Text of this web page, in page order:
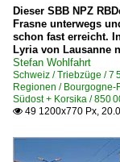
Dieselloks |
Y 7000 ·
Dieselloks |
Werks-
2022
2024
2025
2026
Dieser SBB NPZ
Frasne unterwegs
schon fast erreicht.
Lyria von Lausanne
Stefan Wohlfahrt
Schweiz / Triebzüge /
Regionen / Bourgogne-
Südost + Korsika / 850
 49 1200x770 Px,